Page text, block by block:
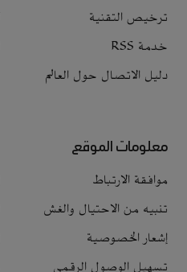
ترخيص التقنية
خدمة RSS
دليل الاتصال حول العالم
معلومات الموقع
موافقة الارتباط
تنبيه من الاحتيال والغش
إشعار الخصوصية
تسهيل الوصول الرقمي